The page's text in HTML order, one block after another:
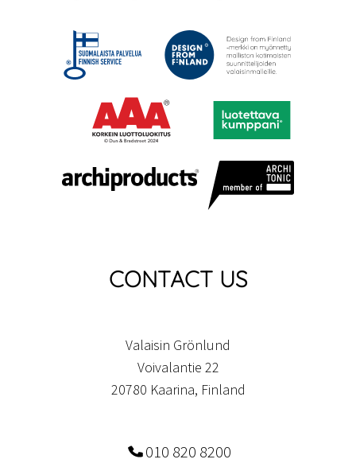
CONTACT US
Valaisin Grönlund
Voivalantie 22
20780 Kaarina, Finland
010 820 8200